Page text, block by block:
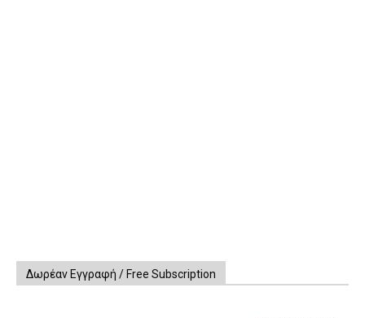
Δωρέαν Εγγραφή / Free Subscription